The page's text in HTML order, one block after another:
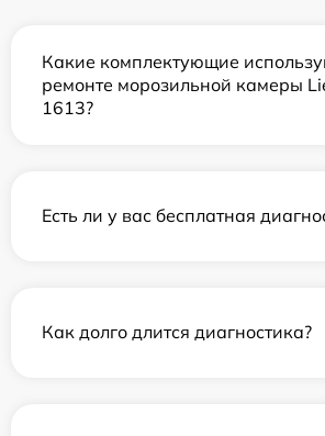
Какие комплектующие
ремонте морозильной камеры
1613?
Есть ли у вас бесплатная
Как долго длится диагностика?